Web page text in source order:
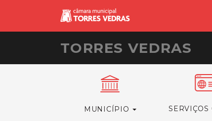
TORRES VEDRAS
MUNICÍPIO